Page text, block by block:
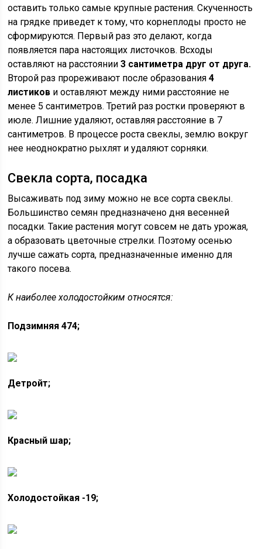
оставить только самые крупные растения. Скученность
на грядке приведет к тому, что корнеплоды просто не
сформируются. Первый раз это делают, когда
появляется пара настоящих листочков. Всходы
оставляют на расстоянии3 сантиметра друг от друга.
Второй раз прореживают после образования4
листиков и оставляют между ними расстояние не
менее 5 сантиметров. Третий раз ростки проверяют в
июле. Лишние удаляют, оставляя расстояние в 7
сантиметров. В процессе роста свеклы, землю вокруг
нее неоднократно рыхлят и удаляют сорняки.
Свекла сорта, посадка
Высаживать под зиму можно не все сорта свеклы.
Большинство семян предназначено дня весенней
посадки. Такие растения могут совсем не дать урожая,
а образовать цветочные стрелки. Поэтому осенью
лучше сажать сорта, предназначенные именно для
такого посева.
К наиболее холодостойким относятся:
Подзимняя 474;
Детройт;
Красный шар;
Холодостойкая -19;